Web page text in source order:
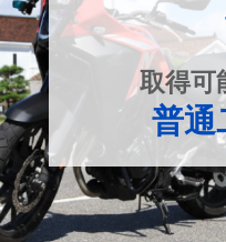
取得可
普通